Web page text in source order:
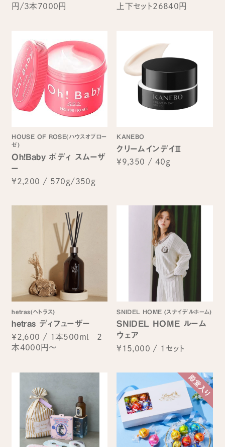
円/3本7000円 上下セット26840円
HOUSE OF ROSE(ハウスオブロー
ゼ)
Oh!Baby ボディ スムーザ
ー
¥2,200 / 570g/350g
KANEBO
クリームインデイⅡ
¥9,350 / 40g
hetras(へトラス)
hetras ディフューザー
¥2,600 / 1本500ml 2
本4000円～
SNIDEL HOME (スナイデルホーム)
SNIDEL HOME ルーム
ウェア
¥15,000 / 1セット